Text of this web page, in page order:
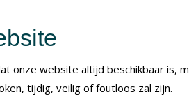
onze website altijd beschikbaar is,
tijdig, veilig of foutloos zal zijn.